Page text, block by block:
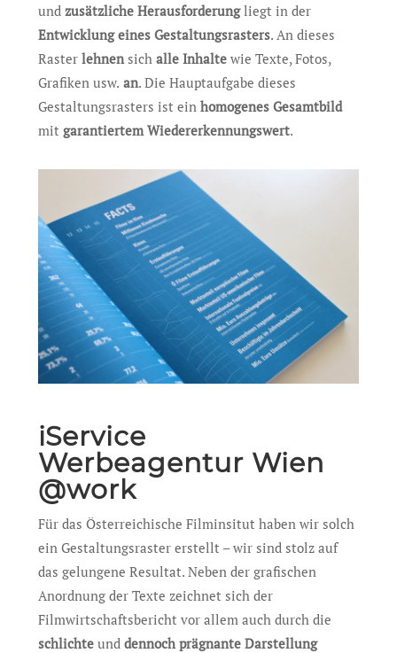
und zusätzliche Herausforderungliegt in der
Entwicklung eines Gestaltungsrasters. An dieses
Raster lehnensich alle Inhaltewie Texte, Fotos,
Grafiken usw. an. Die Hauptaufgabe dieses
Gestaltungsrasters ist ein homogenes Gesamtbild
mit garantiertem Wiedererkennungswert.
iService
Werbeagentur Wien
@work
Für das Österreichische Filminsitut haben wir solch
ein Gestaltungsraster erstellt – wir sind stolz auf
das gelungene Resultat. Neben der grafischen
Anordnung der Texte zeichnet sich der
Filmwirtschaftsbericht vor allem auch durch die
schlichteund dennoch prägnante Darstellung